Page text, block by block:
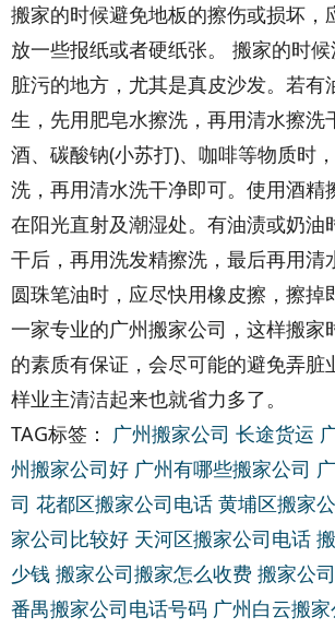
搬家的时候避免地板的擦伤或损坏，
放一些报纸或者硬纸张。 搬家的时
脏污的地方，尤其是真皮沙发。若有
生，先用肥皂水擦洗，再用清水擦洗
酒、碳酸钠(小苏打)、咖啡等物质时
洗，再用清水洗干净即可。使用酒精
在阳光直射及潮湿处。有油渍或奶油
干后，再用洗发精擦洗，最后再用清
圆珠笔油时，应尽快用橡皮擦，擦掉
一家专业的广州搬家公司，这样搬家
的素质有保证，会尽可能的避免弄脏
样业主清洁起来也就省力多了。
TAG标签： 广州搬家公司 长途货运
州搬家公司好 广州有哪些搬家公司
司 花都区搬家公司电话 黄埔区搬家
家公司比较好 天河区搬家公司电话
少钱 搬家公司搬家怎么收费 搬家公
番禺搬家公司电话号码 广州白云搬